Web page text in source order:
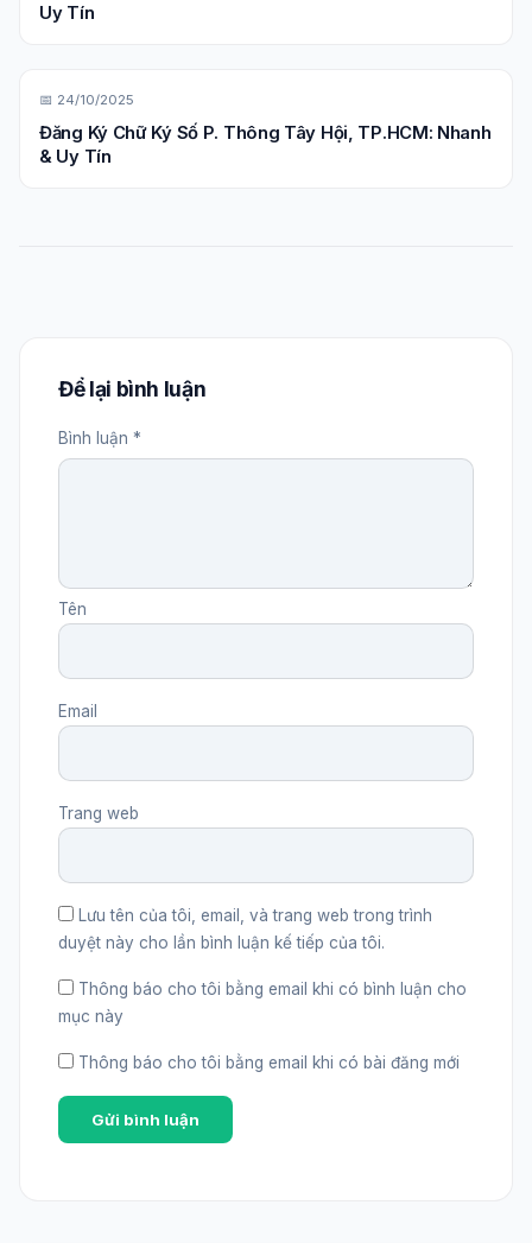
Uy Tín
📅 24/10/2025
Đăng Ký Chữ Ký Số P. Thông Tây Hội, TP.HCM: Nhanh
& Uy Tín
Để lại bình luận
Bình luận *
Tên
Email
Trang web
Lưu tên của tôi, email, và trang web trong trình
duyệt này cho lần bình luận kế tiếp của tôi.
Thông báo cho tôi bằng email khi có bình luận cho
mục này
Thông báo cho tôi bằng email khi có bài đăng mới